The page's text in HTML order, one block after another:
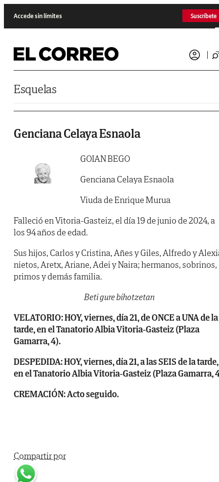
Accede sin límites Suscríbete
Esquelas
Genciana Celaya Esnaola
GOIAN BEGO
Genciana Celaya Esnaola
Viuda de Enrique Murua
Falleció en Vitoria-Gasteiz, el día 19 de junio de 2024, a
los 94 años de edad.
Sus hijos, Carlos y Cristina, Añes y Giles, Alfredo y
nietos, Aretx, Ariane, Adei y Naira; hermanos, sobrinos,
primos y demás familia.
Beti gure bihotzetan
VELATORIO: HOY, viernes, día 21, de ONCE a UNA de la
tarde, en el Tanatorio Albia Vitoria-Gasteiz (Plaza
Gamarra, 4).
DESPEDIDA: HOY, viernes, día 21, a las SEIS de la tarde,
en el Tanatorio Albia Vitoria-Gasteiz (Plaza Gamarra,
CREMACIÓN: Acto seguido.
Compartir por